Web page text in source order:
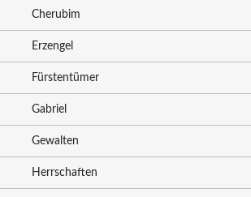
Cherubim
Erzengel
Fürstentümer
Gabriel
Gewalten
Herrschaften